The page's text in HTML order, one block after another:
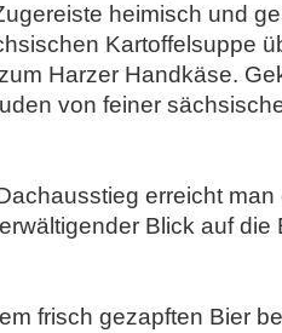
heimisch und
Kartoffelsuppe
Harzer Handkäse.
von feiner
erreicht man
Blick auf die
frisch gezapften Bier